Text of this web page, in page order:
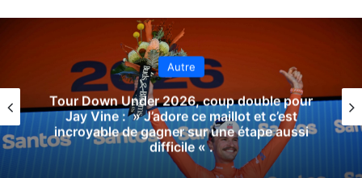
Autre
Team Technipes #inEmiliaRomagna Caffè
Borbone, un nouveau nom pour la
formation continentale italienne, qui
présente son maillot pour 2026